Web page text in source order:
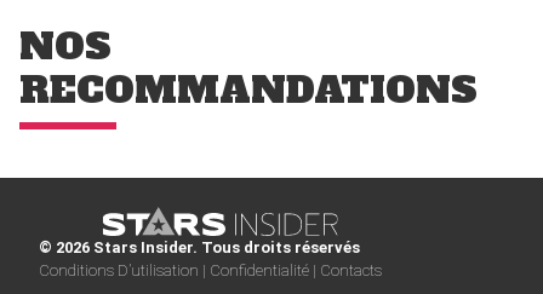
NOS
RECOMMANDATIONS
© 2026 Stars Insider. Tous droits réservés
Conditions D’utilisation | Confidentialité | Contacts